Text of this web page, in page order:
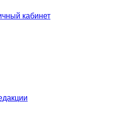
кабинет